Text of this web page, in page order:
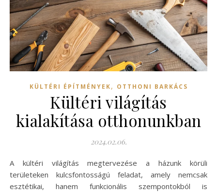
KÜLTÉRI ÉPÍTMÉNYEK, OTTHONI BARKÁCS
Kültéri világítás
kialakítása otthonunkban
2024.02.06.
A kültéri világítás megtervezése a házunk körüli
területeken kulcsfontosságú feladat, amely nemcsak
esztétikai, hanem funkcionális szempontokból is